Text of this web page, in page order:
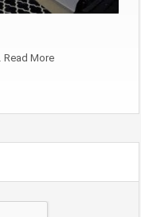
Read More